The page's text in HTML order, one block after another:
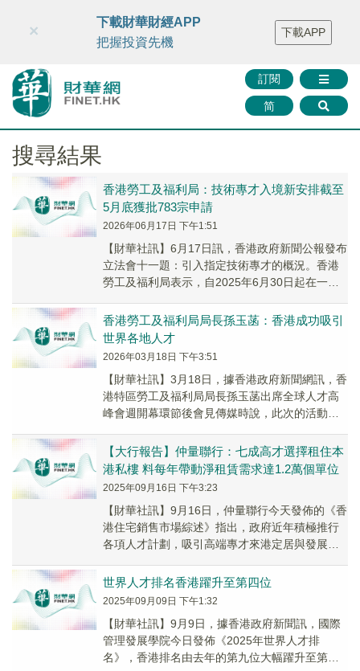
財華智庫網 FINTV FINMETA 財華證券 媒體矩陣
智庫沙龍
聯絡我們
訂閱
简
×
下載財華財經APP
把握投資先機
下載APP
搜尋結果
香港勞工及福利局：技術專才入境新安排截至
5月底獲批783宗申請
2026年06月17日 下午1:51
【財華社訊】6月17日訊，香港政府新聞公報發布
立法會十一題：引入指定技術專才的概況。香港
勞工及福利局表示，自2025年6月30日起在一般
類...
香港勞工及福利局局長孫玉菡：香港成功吸引
世界各地人才
2026年03月18日 下午3:51
​【財華社訊】3月18日，據香港政府新聞網訊，香
港特區勞工及福利局局長孫玉菡出席全球人才高
峰會週開幕環節後會見傳媒時說，此次的活動將
講者...
【大行報告】仲量聯行：七成高才選擇租住本
港私樓 料每年帶動淨租賃需求達1.2萬個單位
2025年09月16日 下午3:23
【財華社訊】9月16日，仲量聯行今天發佈的《香
港住宅銷售市場綜述》指出，政府近年積極推行
各項人才計劃，吸引高端專才來港定居與發展，
跨境資...
世界人才排名香港躍升至第四位
2025年09月09日 下午1:32
【財華社訊】9月9日，據香港政府新聞訊，國際
管理發展學院今日發佈《2025年世界人才排
名》，香港排名由去年的第九位大幅躍升至第四